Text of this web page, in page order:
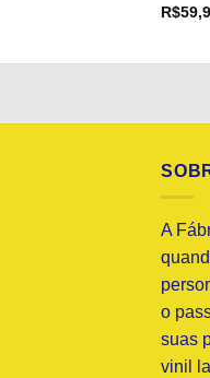
R$
A
o
suas
vinil